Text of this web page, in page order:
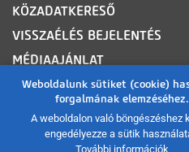
Weboldalunk sütiket (cookie)
forgalmának elemzéséhez.
A weboldalon való böngészéshez
engedélyezze a sütik
További információk
KÖZADATKERESŐ
VISSZAÉLÉS BEJELENTÉS
MÉDIAAJÁNLAT
OLDALTÉRKÉP
ROVATOK